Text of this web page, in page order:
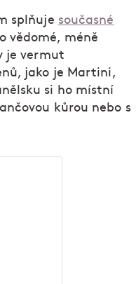
splňuje současné
vědomé, méně
je vermut
jako je Martini,
si ho místní
kůrou nebo s